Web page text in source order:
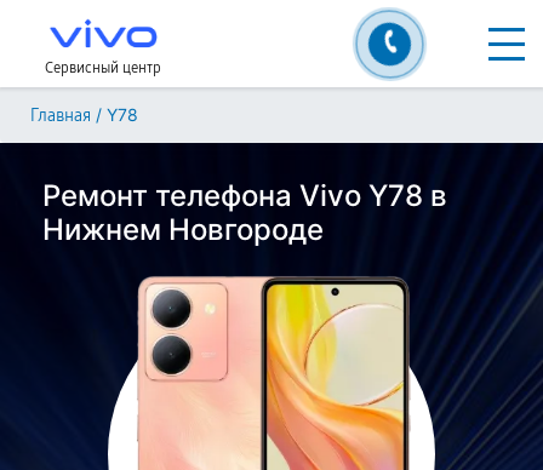
Сервисный центр
Главная / Y78
Ремонт телефона Vivo Y78 в
Нижнем Новгороде